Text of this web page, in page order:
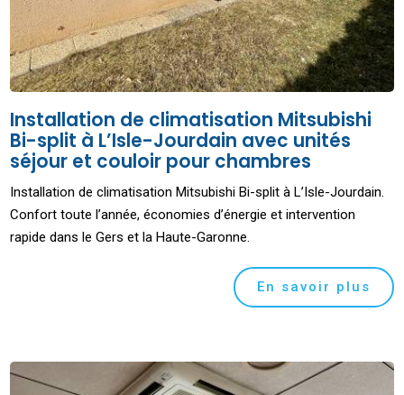
Installation de climatisation Mitsubishi
Bi-split à L’Isle-Jourdain avec unités
séjour et couloir pour chambres
Installation de climatisation Mitsubishi Bi-split à L’Isle-Jourdain.
Confort toute l’année, économies d’énergie et intervention
rapide dans le Gers et la Haute-Garonne.
En savoir plus